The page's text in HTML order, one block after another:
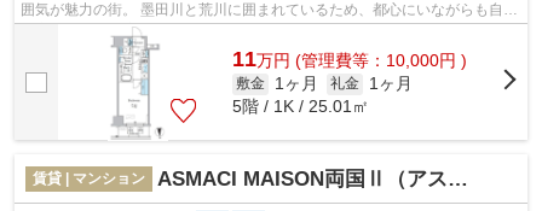
囲気が魅力の街。 墨田川と荒川に囲まれているため、都心にいながらも自然
11万円 (管理費等：10,000円 )
敷金 1ヶ月 礼金
1ヶ月
5階 / 1K / 25.01㎡
賃貸 | マンション ASMACI MAISON両国Ⅱ（アスマチメゾン両国Ⅱ）